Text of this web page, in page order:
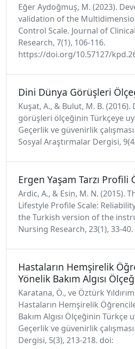
Eğer Aydoğmuş, M. (2023).
validation of the
Control Scale. Journal of
Research, 7(1), 106-116.
https://doi.org/10.57127/
Dini Dünya Görüşleri
Kuşat, A., & Bulut, M. B. (2016).
görüşleri ölçeğinin Türkçeye
Geçerlik ve güvenirlik
Sosyal Araştırmalar Dergisi,
Ergen Yaşam Tarzı Profili
Ardic, A., & Esin, M. N. (2015).
Lifestyle Profile Scale:
the Turkish version of the
Nursing Research, 23(1), 33-40.
Hastaların Hemşirelik
Yönelik Bakım Algısı
Karatana, Ö., ve Öztürk
Hastaların Hemşirelik
Bakım Algısı Ölçeğinin Türkçe
Geçerlik ve güvenirlik
Dergisi, 5(3), 213-218. doi: